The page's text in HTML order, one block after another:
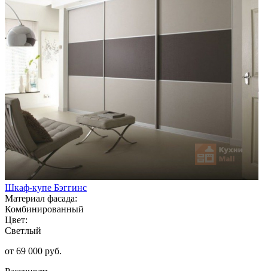
Шкаф-купе Бэггинс
Материал фасада:
Комбинированный
Цвет:
Светлый
от 69 000 руб.